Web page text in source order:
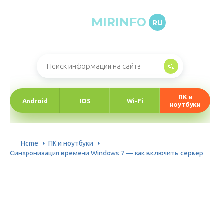
MIRINFO RU
Android IOS Wi-Fi
ПК и
ноутбуки
Home
ПК и ноутбуки
Синхронизация времени Windows 7 — как включить сервер